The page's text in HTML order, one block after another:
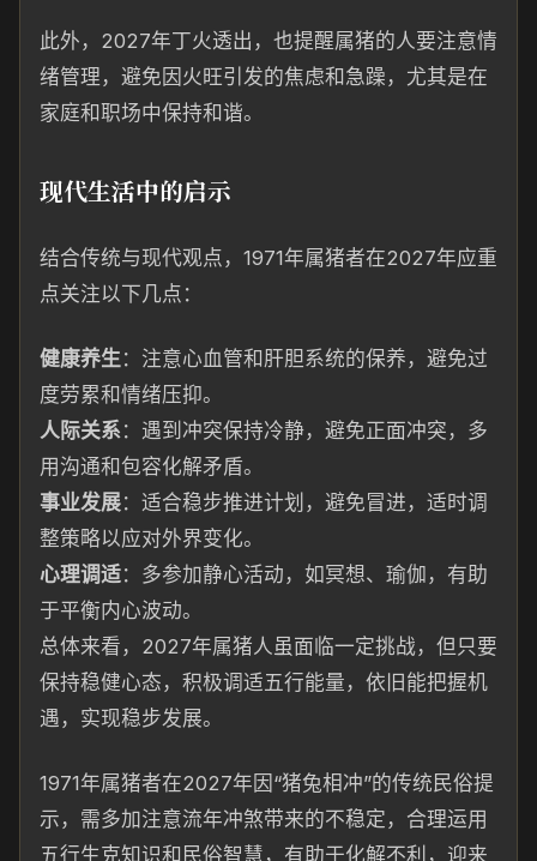
此外，2027年丁火透出，也提醒属猪的人要注意情
绪管理，避免因火旺引发的焦虑和急躁，尤其是在
家庭和职场中保持和谐。
现代生活中的启示
结合传统与现代观点，1971年属猪者在2027年应重
点关注以下几点：
健康养生：注意心血管和肝胆系统的保养，避免过
度劳累和情绪压抑。
人际关系：遇到冲突保持冷静，避免正面冲突，多
用沟通和包容化解矛盾。
事业发展：适合稳步推进计划，避免冒进，适时调
整策略以应对外界变化。
心理调适：多参加静心活动，如冥想、瑜伽，有助
于平衡内心波动。
总体来看，2027年属猪人虽面临一定挑战，但只要
保持稳健心态，积极调适五行能量，依旧能把握机
遇，实现稳步发展。
1971年属猪者在2027年因“猪兔相冲”的传统民俗提
示，需多加注意流年冲煞带来的不稳定，合理运用
五行生克知识和民俗智慧，有助于化解不利，迎来